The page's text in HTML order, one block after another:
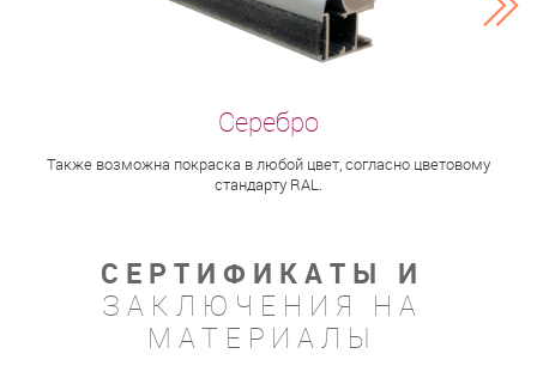
Также возможна покраска в любой цвет, согласно цветовому
стандарту RAL.
СЕРТИФИКАТЫ И
ЗАКЛЮЧЕНИЯ НА
МАТЕРИАЛЫ